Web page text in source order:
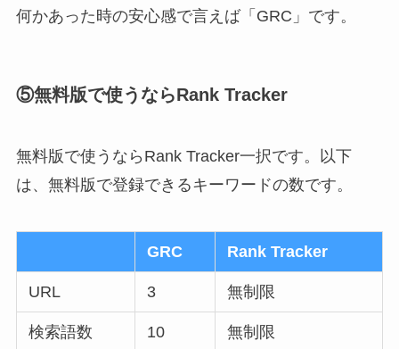
何かあった時の安心感で言えば「GRC」です。
⑤無料版で使うならRank Tracker
無料版で使うならRank Tracker一択です。以下
は、無料版で登録できるキーワードの数です。
GRC Rank Tracker
URL 3 無制限
検索語数 10 無制限